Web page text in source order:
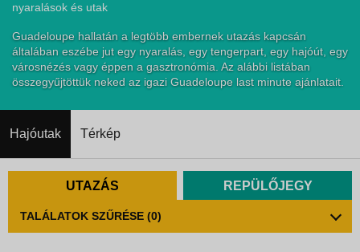
nyaralások és utak
Guadeloupe hallatán a legtöbb embernek utazás kapcsán
általában eszébe jut egy nyaralás, egy tengerpart, egy hajóút, egy
városnézés vagy éppen a gasztronómia. Az alábbi listában
összegyűjtöttük neked az igazi Guadeloupe last minute ajánlatait.
Hajóutak Térkép
UTAZÁS REPÜLŐJEGY
TALÁLATOK SZŰRÉSE (0)